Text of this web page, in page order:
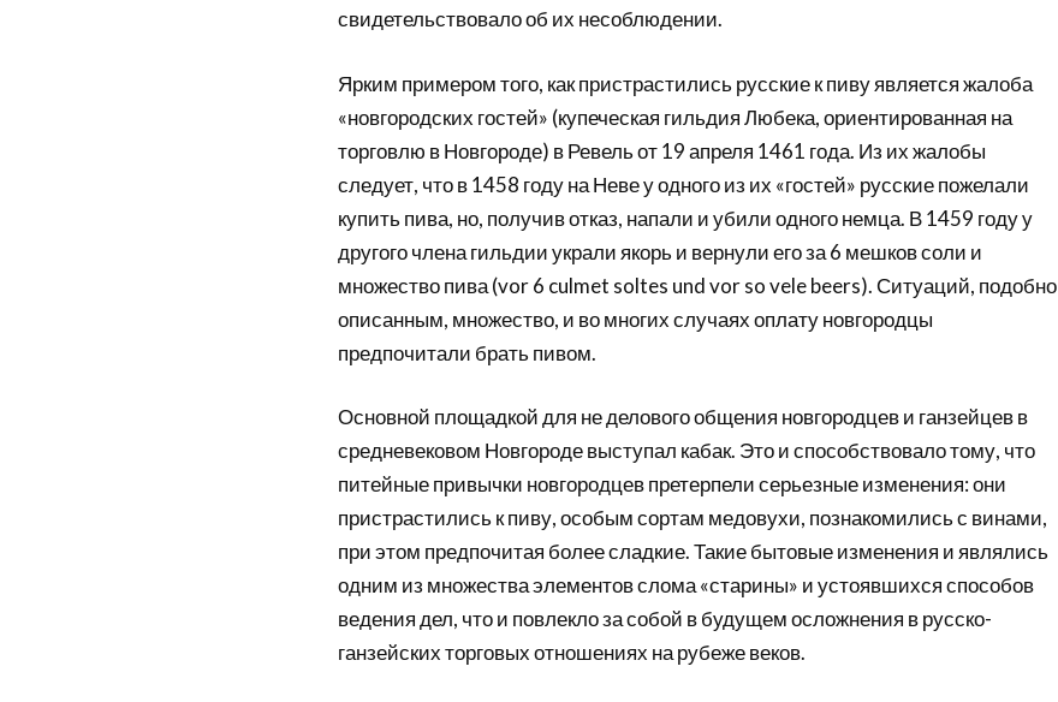
свидетельствовало об их несоблюдении.
Ярким примером того, как пристрастились русские к пиву является жалоба
«новгородских гостей» (купеческая гильдия Любека, ориентированная на
торговлю в Новгороде) в Ревель от 19 апреля 1461 года. Из их жалобы
следует, что в 1458 году на Неве у одного из их «гостей» русские пожелали
купить пива, но, получив отказ, напали и убили одного немца. В 1459 году у
другого члена гильдии украли якорь и вернули его за 6 мешков соли и
множество пива (vor 6 culmet soltes und vor so vele beers). Ситуаций, подобно
описанным, множество, и во многих случаях оплату новгородцы
предпочитали брать пивом.
Основной площадкой для не делового общения новгородцев и ганзейцев в
средневековом Новгороде выступал кабак. Это и способствовало тому, что
питейные привычки новгородцев претерпели серьезные изменения: они
пристрастились к пиву, особым сортам медовухи, познакомились с винами,
при этом предпочитая более сладкие. Такие бытовые изменения и являлись
одним из множества элементов слома «старины» и устоявшихся способов
ведения дел, что и повлекло за собой в будущем осложнения в русско-
ганзейских торговых отношениях на рубеже веков.